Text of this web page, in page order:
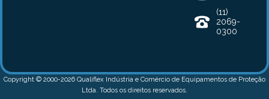
(11)
2069-
0300
Copyright © 2000-2026 Qualiflex Indústria e Comércio de Equipamentos de Proteção
Ltda. Todos os direitos reservados.